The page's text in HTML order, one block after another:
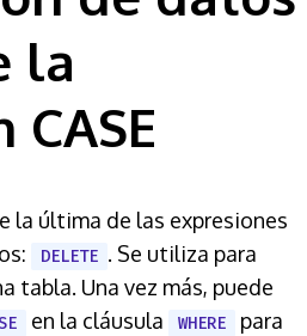
la
la última de las expresiones
DELETE . Se utiliza para
tabla. Una vez más, puede
en la cláusula WHERE
para